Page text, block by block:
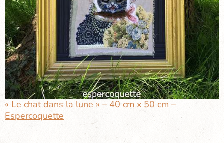
« Le chat dans la lune » – 40 cm x 50 cm –
Espercoquette